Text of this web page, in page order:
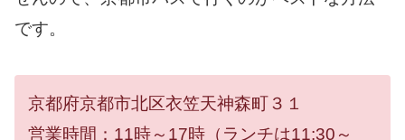
です。
京都府京都市北区衣笠天神森町３１
営業時間：11時～17時（ランチは11:30～